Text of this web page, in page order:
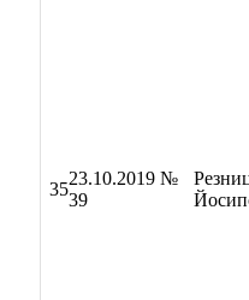
35
23.10.2019 №
39